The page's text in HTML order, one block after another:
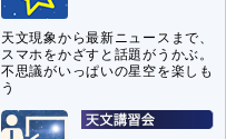
天文現象から最新ニュースまで、
スマホをかざすと話題がうかぶ。
不思議がいっぱいの星空を楽しも
う